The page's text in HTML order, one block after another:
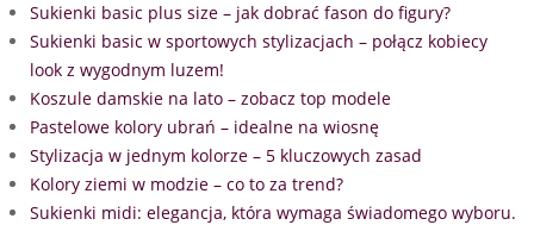
Sukienki basic plus size – jak dobrać fason do figury?
Sukienki basic w sportowych stylizacjach – połącz kobiecy
look z wygodnym luzem!
Koszule damskie na lato – zobacz top modele
Pastelowe kolory ubrań – idealne na wiosnę
Stylizacja w jednym kolorze – 5 kluczowych zasad
Kolory ziemi w modzie – co to za trend?
Sukienki midi: elegancja, która wymaga świadomego wyboru.